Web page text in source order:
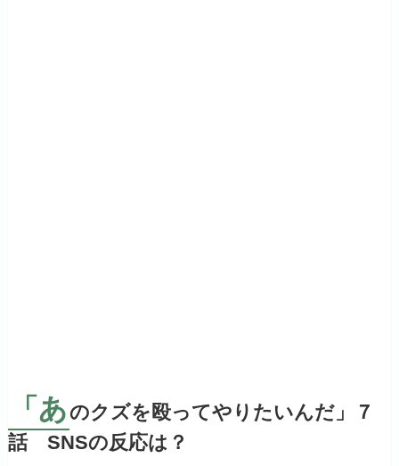
「あ のクズを殴ってやりたいんだ」７
話 SNSの反応は？